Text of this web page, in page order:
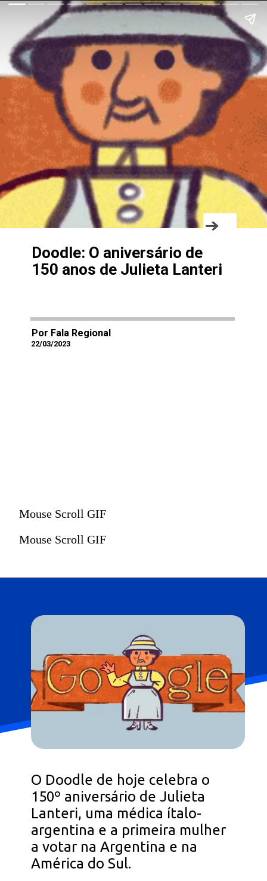
Por Fala Regional
22/03/2023
Doodle: O aniversário de
150 anos de Julieta Lanteri
Mouse Scroll GIF
Mouse Scroll GIF
O Doodle de hoje celebra o
150º aniversário de Julieta
Lanteri, uma médica ítalo-
argentina e a primeira mulher
a votar na Argentina e na
América do Sul.